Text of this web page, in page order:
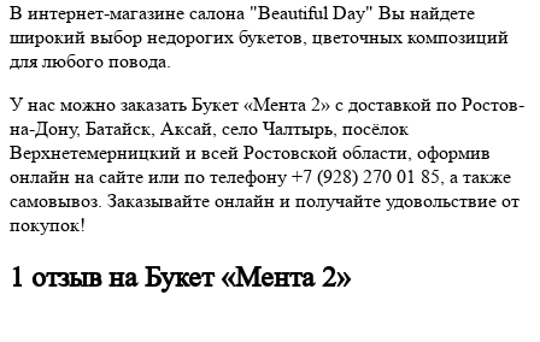
В интернет-магазине салона "Beautiful Day" Вы найдете
широкий выбор недорогих букетов, цветочных композиций
для любого повода.
У нас можно заказать Букет «Мента 2» с доставкой по Ростов-
на-Дону, Батайск, Аксай, село Чалтырь, посёлок
Верхнетемерницкий и всей Ростовской области, оформив
онлайн на сайте или по телефону +7 (928) 270 01 85, а также
самовывоз. Заказывайте онлайн и получайте удовольствие от
покупок!
1 отзыв наБукет «Мента 2»